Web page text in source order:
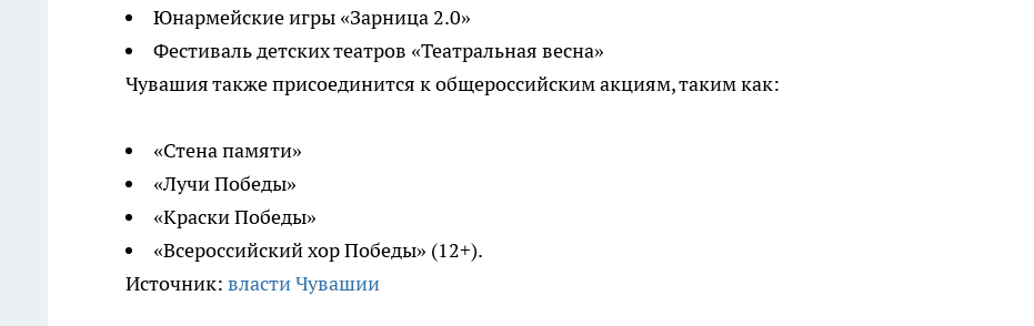
Юнармейские игры «Зарница 2.0»
Фестиваль детских театров «Театральная весна»
Чувашия также присоединится к общероссийским акциям, таким как:
«Стена памяти»
«Лучи Победы»
«Краски Победы»
«Всероссийский хор Победы» (12+).
Источник: власти Чувашии